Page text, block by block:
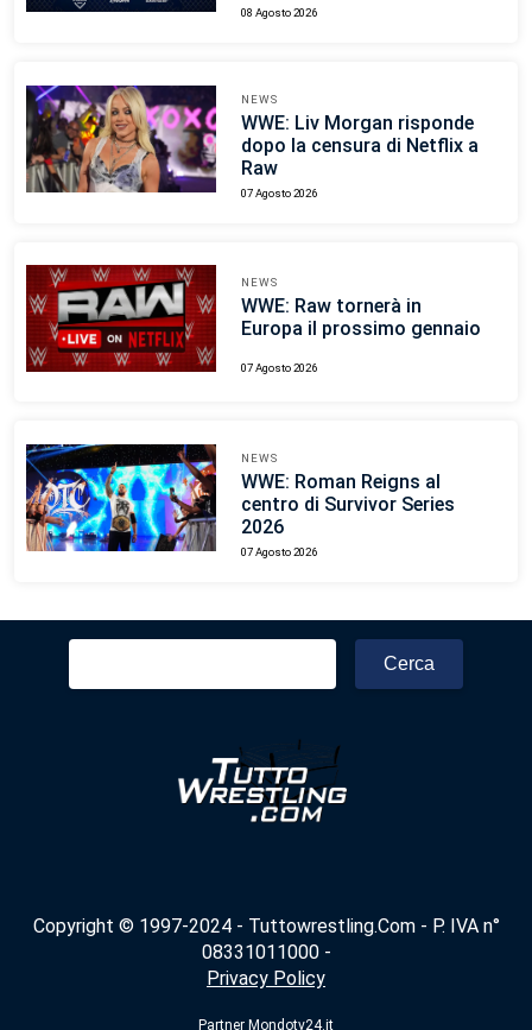
08 Agosto 2026
NEWS
WWE: Liv Morgan risponde
dopo la censura di Netflix a
Raw
07 Agosto 2026
NEWS
WWE: Raw tornerà in
Europa il prossimo gennaio
07 Agosto 2026
NEWS
WWE: Roman Reigns al
centro di Survivor Series
2026
07 Agosto 2026
Ricerca
Copyright © 1997-2024 - Tuttowrestling.Com - P. IVA n°
08331011000 -
Privacy Policy
Partner Mondotv24.it